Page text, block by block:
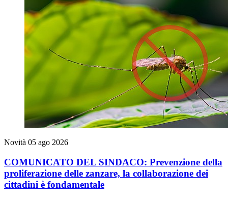
Novità 05 ago 2026
COMUNICATO DEL SINDACO: Prevenzione della
proliferazione delle zanzare, la collaborazione dei
cittadini è fondamentale